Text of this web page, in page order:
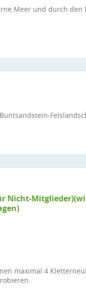
Meer und durch den
Nicht-
maximal 4